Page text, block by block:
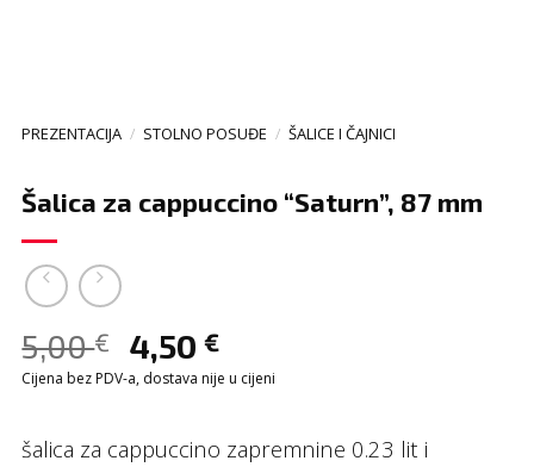
PREZENTACIJA / STOLNO POSUĐE / ŠALICE I ČAJNICI
Šalica za cappuccino “Saturn”, 87 mm
5,00€ 4,50 €
Cijena bez PDV-a, dostava nije u cijeni
šalica za cappuccino zapremnine 0.23 lit i